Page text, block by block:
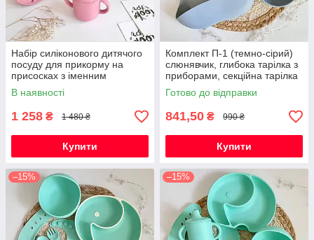
Набір силіконового дитячого
посуду для прикорму на
присосках з іменним
гризунком Олень
В наявності
1 258 ₴ 1 480 ₴
Купити
Комплект П-1 (темно-сірий)
слюнявчик, глибока тарілка з
приборами, секційна тарілка
Слоник з обідком
Готово до відправки
841,50 ₴ 990 ₴
Купити
–15% –15%